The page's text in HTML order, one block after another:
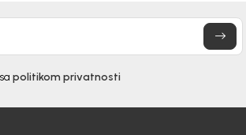
politikom privatnosti